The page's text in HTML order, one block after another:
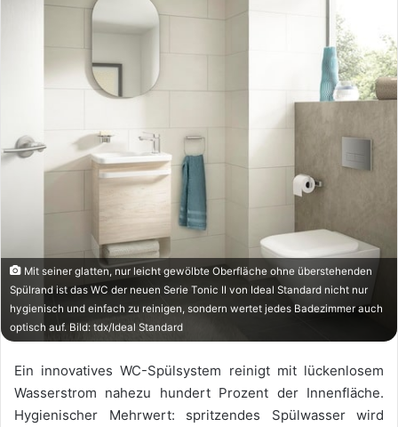
Mit seiner glatten, nur leicht gewölbte Oberfläche ohne überstehenden
Spülrand ist das WC der neuen Serie Tonic II von Ideal Standard nicht nur
hygienisch und einfach zu reinigen, sondern wertet jedes Badezimmer auch
optisch auf. Bild: tdx/Ideal Standard
Ein innovatives WC-Spülsystem reinigt mit lückenlosem
Wasserstrom nahezu hundert Prozent der Innenfläche.
Hygienischer Mehrwert: spritzendes Spülwasser wird